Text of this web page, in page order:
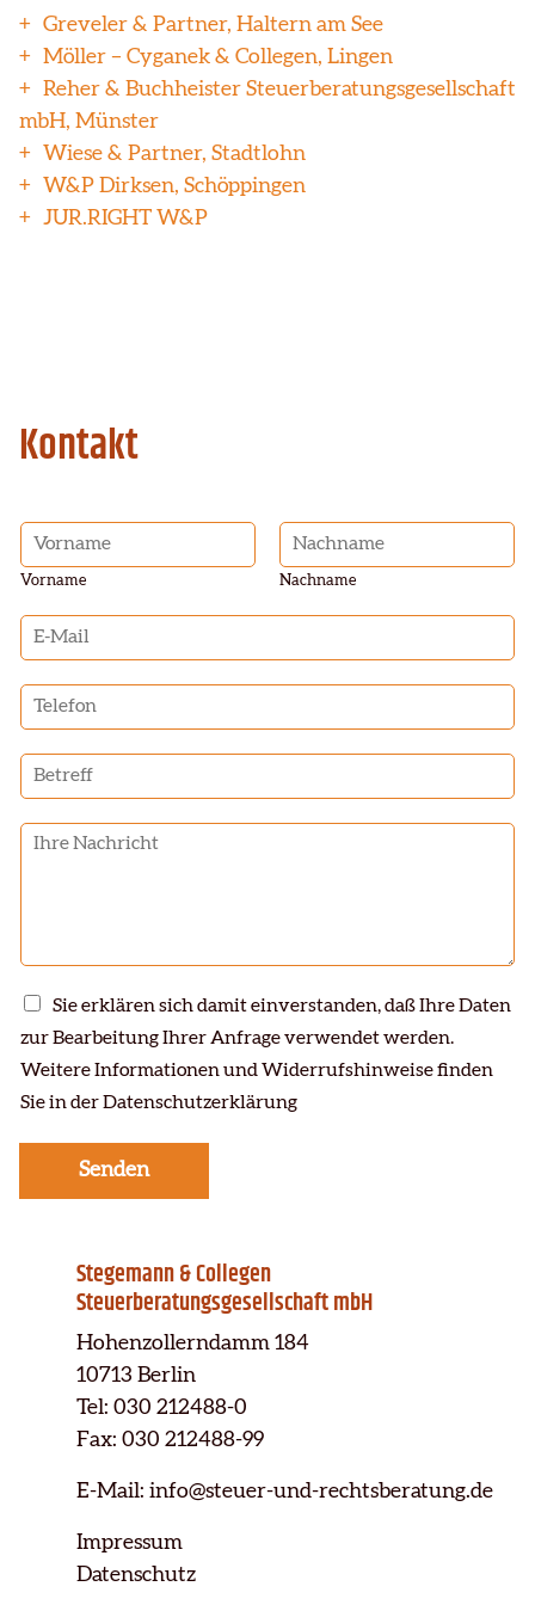
Greveler & Partner, Haltern am See
Möller – Cyganek & Collegen, Lingen
Reher & Buchheister Steuerberatungsgesellschaft
mbH, Münster
Wiese & Partner, Stadtlohn
W&P Dirksen, Schöppingen
JUR.RIGHT W&P
Kontakt
N
m
Vorname Nachname
E
i
B
e
B
N
h
*
a
m
e
*
D
t
e
n
c
Sie erklären sich damit einverstanden, daß Ihre Daten
zur Bearbeitung Ihrer Anfrage verwendet werden.
Weitere Informationen und Widerrufshinweise finden
Sie in der Datenschutzerklärung
Senden
Stegemann & Collegen
Steuerberatungsgesellschaft mbH
Hohenzollerndamm 184
10713 Berlin
Tel: 030 212488-0
Fax: 030 212488-99
E-Mail: info@steuer-und-rechtsberatung.de
Impressum
Datenschutz